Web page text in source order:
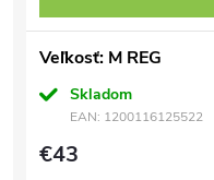
Veľkosť: M REG
Skladom
EAN: 1200116125522
€43